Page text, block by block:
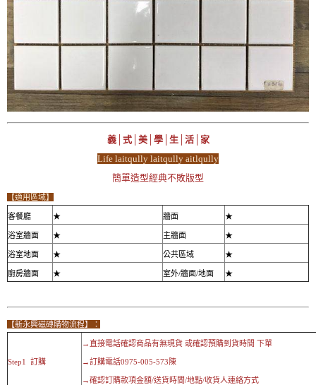
義│式│美│學│生│活│家
Life laitqully laitqully aitlqully
簡單造型經典不敗版型
【適用區域】
客餐廳 ★ 牆面 ★
浴室牆面 ★ 主牆面 ★
浴室地面 ★ 公共區域 ★
廚房牆面 ★ 室外/牆面/地面 ★
【新永興磁磚購物流程】：
Step1 訂購
→直接電話確認商品有無現貨 或確認預購到貨時間 下單
→訂購電話0975-005-573陳
→確認訂購款項金額/送貨時間/地點/收貨人連絡方式